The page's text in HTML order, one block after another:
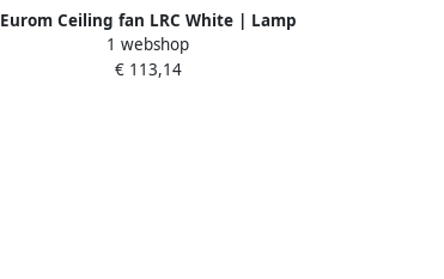
Eurom Ceiling fan LRC White | Lamp
en ventilator in 1 | ø 58 cm | 385281
1 webshop
€ 113,14